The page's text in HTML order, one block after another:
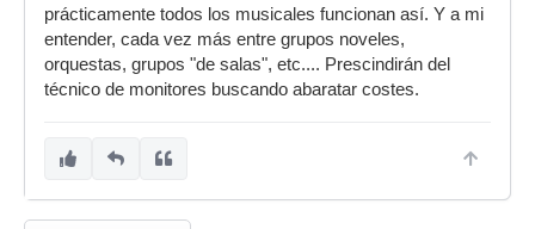
prácticamente todos los musicales funcionan así. Y a mi
entender, cada vez más entre grupos noveles,
orquestas, grupos "de salas", etc.... Prescindirán del
técnico de monitores buscando abaratar costes.